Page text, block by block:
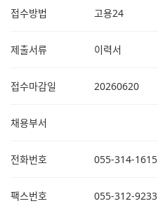
접수방법 고용24
제출서류 이력서
접수마감일 20260620
채용부서
전화번호 055-314-1615
팩스번호 055-312-9233